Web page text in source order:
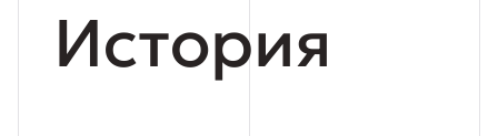
больше ракеток для Падела,
чем для большого тенниса.
Этим видом спорта уже
История